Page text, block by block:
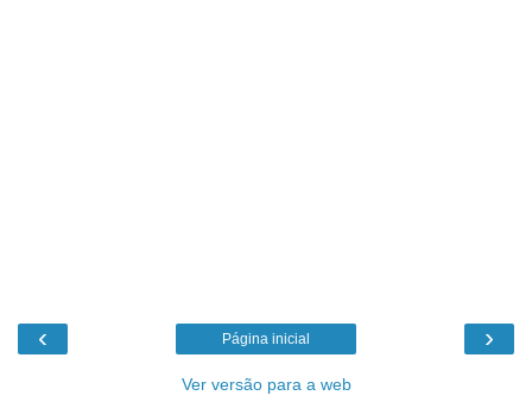
‹ ›
Página inicial
Ver versão para a web